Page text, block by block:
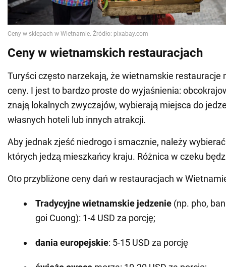
Ceny w wietnamskich restauracjach
Turyści często narzekają, że wietnamskie restauracje
ceny. I jest to bardzo proste do wyjaśnienia:
znają lokalnych zwyczajów, wybierają miejsca do
własnych hoteli lub innych atrakcji.
Aby jednak zjeść niedrogo i smacznie, należy
których jedzą mieszkańcy kraju. Różnica w czeku
Oto przybliżone ceny dań w restauracjach w
Tradycyjne wietnamskie jedzenie (np. pho,
goi Cuong): 1-4 USD za porcję;
dania europejskie: 5-15 USD za porcję